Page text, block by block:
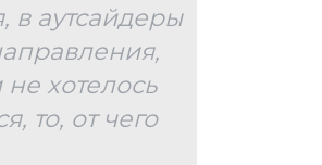
в аутсайдеры
хотелось
то, от чего